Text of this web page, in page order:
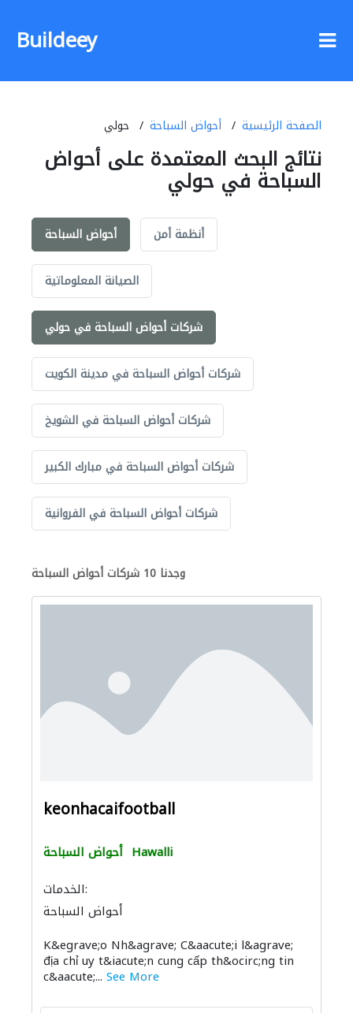
Buildeey
الصفحة الرئيسية أحواض السباحة حولي
نتائج البحث المعتمدة على أحواض
السباحة في حولي
أحواض السباحة أنظمة أمن
الصيانة المعلوماتية
شركات أحواض السباحة في حولي
شركات أحواض السباحة في مدينة الكويت
شركات أحواض السباحة في الشويخ
شركات أحواض السباحة في مبارك الكبير
شركات أحواض السباحة في الفروانية
وجدنا 10 شركات أحواض السباحة
keonhacaifootball
أحواض السباحة Hawalli
الخدمات:
أحواض السباحة
K&egrave;o Nh&agrave; C&aacute;i l&agrave;
địa chỉ uy t&iacute;n cung cấp th&ocirc;ng tin
c&aacute;... See More